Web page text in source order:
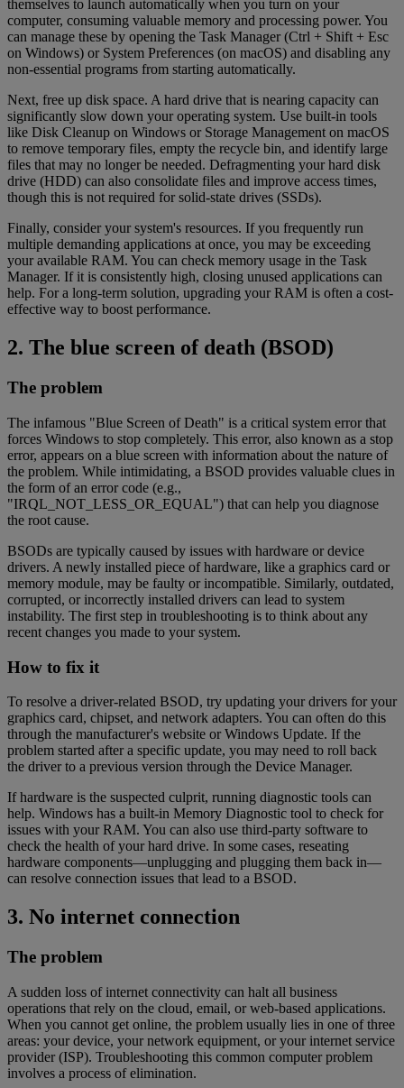
themselves to launch automatically when you turn on your
computer, consuming valuable memory and processing power. You
can manage these by opening the Task Manager (Ctrl + Shift + Esc
on Windows) or System Preferences (on macOS) and disabling any
non-essential programs from starting automatically.
Next, free up disk space. A hard drive that is nearing capacity can
significantly slow down your operating system. Use built-in tools
like Disk Cleanup on Windows or Storage Management on macOS
to remove temporary files, empty the recycle bin, and identify large
files that may no longer be needed. Defragmenting your hard disk
drive (HDD) can also consolidate files and improve access times,
though this is not required for solid-state drives (SSDs).
Finally, consider your system's resources. If you frequently run
multiple demanding applications at once, you may be exceeding
your available RAM. You can check memory usage in the Task
Manager. If it is consistently high, closing unused applications can
help. For a long-term solution, upgrading your RAM is often a cost-
effective way to boost performance.
2. The blue screen of death (BSOD)
The problem
The infamous "Blue Screen of Death" is a critical system error that
forces Windows to stop completely. This error, also known as a stop
error, appears on a blue screen with information about the nature of
the problem. While intimidating, a BSOD provides valuable clues in
the form of an error code (e.g.,
"IRQL_NOT_LESS_OR_EQUAL") that can help you diagnose
the root cause.
BSODs are typically caused by issues with hardware or device
drivers. A newly installed piece of hardware, like a graphics card or
memory module, may be faulty or incompatible. Similarly, outdated,
corrupted, or incorrectly installed drivers can lead to system
instability. The first step in troubleshooting is to think about any
recent changes you made to your system.
How to fix it
To resolve a driver-related BSOD, try updating your drivers for your
graphics card, chipset, and network adapters. You can often do this
through the manufacturer's website or Windows Update. If the
problem started after a specific update, you may need to roll back
the driver to a previous version through the Device Manager.
If hardware is the suspected culprit, running diagnostic tools can
help. Windows has a built-in Memory Diagnostic tool to check for
issues with your RAM. You can also use third-party software to
check the health of your hard drive. In some cases, reseating
hardware components—unplugging and plugging them back in—
can resolve connection issues that lead to a BSOD.
3. No internet connection
The problem
A sudden loss of internet connectivity can halt all business
operations that rely on the cloud, email, or web-based applications.
When you cannot get online, the problem usually lies in one of three
areas: your device, your network equipment, or your internet service
provider (ISP). Troubleshooting this common computer problem
involves a process of elimination.